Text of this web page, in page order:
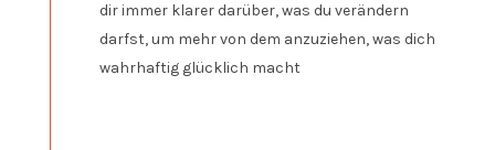
dir immer klarer darüber, was du verändern
darfst, um mehr von dem anzuziehen, was dich
wahrhaftig glücklich macht